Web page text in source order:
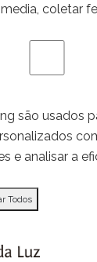
coletar
são usados
e analisar a
Todos